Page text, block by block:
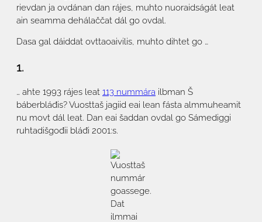
rievdan ja ovdánan dan rájes, muhto nuoraidságát leat
ain seamma dehálaččat dál go ovdal.
Dasa gal dáiddat ovttaoaivilis, muhto dihtet go …
1.
… ahte 1993 rájes leat 113 nummára ilbman Š
báberbláđis? Vuosttaš jagiid eai lean fásta almmuheamit
nu movt dál leat. Dan eai šaddan ovdal go Sámediggi
ruhtadišgođii bláđi 2001:s.
Vuosttaš
nummár
goassege.
Dat
ilmmai